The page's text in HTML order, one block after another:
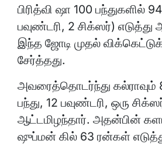
பிரித்வி ஷா 100 பந்துகளில்
பவுண்டரி, 2 சிக்ஸர்) எடுத்து
இந்த ஜோடி முதல்
சேர்த்தது.
அவரைத்தொடர்ந்து கல்ராவும்
பந்து, 12 பவுண்டரி, ஒரு
ஆட்டமிழந்தார். அதன்பின்
ஷுப்மன் கில் 63 ரன்கள்